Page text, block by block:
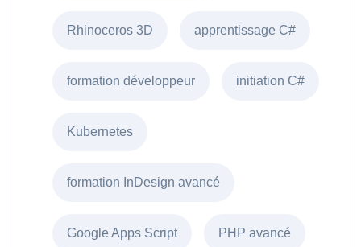
Rhinoceros 3D apprentissage C#
formation développeur initiation C#
Kubernetes
formation InDesign avancé
Google Apps Script PHP avancé